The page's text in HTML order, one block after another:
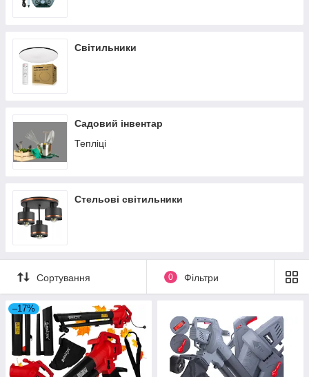
Світильники
Садовий інвентар
Тепліці
Стельові світильники
Сортування 0 Фільтри
–17%